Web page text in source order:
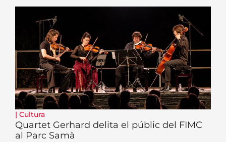
| Cultura
Quartet Gerhard delita el públic del FIMC
al Parc Samà